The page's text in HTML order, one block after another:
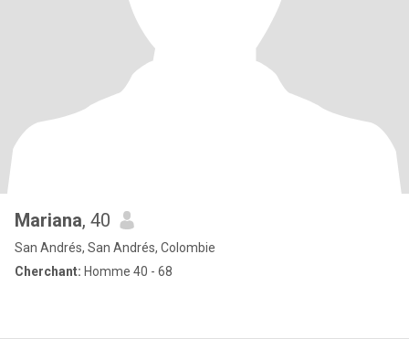
Mariana, 40
San Andrés, San Andrés, Colombie
Cherchant: Homme 40 - 68